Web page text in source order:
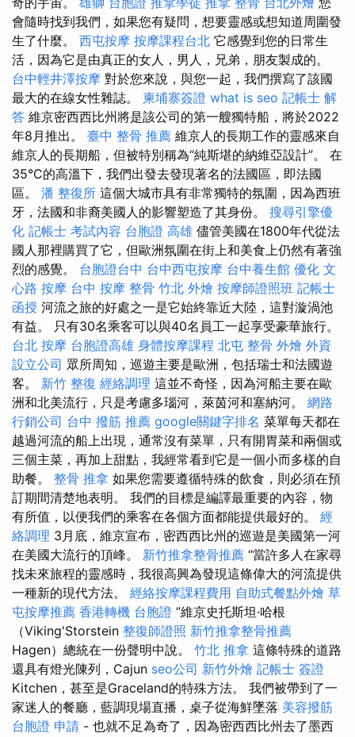
會隨時找到我們，如果您有疑問，想要靈感或想知道周圍發
生了什麼。 西屯按摩 按摩課程台北 它感覺到您的日常生
活，因為它是由真正的女人，男人，兄弟，朋友製成的。
台中輕井澤按摩 對於您來說，與您一起，我們撰寫了該國
最大的在線女性雜誌。 柬埔寨簽證 what is seo 記帳士 解
答 維京密西西比州將是該公司的第一艘獨特船，將於2022
年8月推出。 臺中 整骨 推薦 維京人的長期工作的靈感來自
維京人的長期船，但被特別稱為“純斯堪的納維亞設計”。 在
35°C的高溫下，我們出發去發現著名的法國區，即法國
區。 潘 整復所 這個大城市具有非常獨特的氛圍，因為西班
牙，法國和非裔美國人的影響塑造了其身份。 搜尋引擎優
化 記帳士 考試內容 台胞證 高雄 儘管美國在1800年代從法
國人那裡購買了它，但歐洲氛圍在街上和美食上仍然有著強
烈的感覺。 台胞證台中 台中西屯按摩 台中養生館 優化 文
心路 按摩 台中 按摩 整骨 竹北 外燴 按摩師證照班 記帳士
函授 河流之旅的好處之一是它始終靠近大陸，這對漩渦池
有益。 只有30名乘客可以與40名員工一起享受豪華旅行。
台北 按摩 台胞證高雄 身體按摩課程 北屯 整骨 外燴 外資
設立公司 眾所周知，巡遊主要是歐洲，包括瑞士和法國遊
客。 新竹 整復 經絡調理 這並不奇怪，因為河船主要在歐
洲和北美流行，只是考慮多瑙河，萊茵河和塞納河。 網路
行銷公司 台中 撥筋 推薦 google關鍵字排名 菜單每天都在
越過河流的船上出現，通常沒有菜單，只有開胃菜和兩個或
三個主菜，再加上甜點，我經常看到它是一個小而多樣的自
助餐。 整骨 推拿 如果您需要遵循特殊的飲食，則必須在預
訂期間清楚地表明。 我們的目標是編譯最重要的內容，物
有所值，以便我們的乘客在各個方面都能提供最好的。 經
絡調理 3月底，維京宣布，密西西比州的巡遊是美國第一河
在美國大流行的頂峰。 新竹推拿整骨推薦 “當許多人在家尋
找未來旅程的靈感時，我很高興為發現這條偉大的河流提供
一種新的現代方法。 經絡按摩課程費用 自助式餐點外燴 草
屯按摩推薦 香港轉機 台胞證 ”維京史托斯坦·哈根
（Viking'Storstein 整復師證照 新竹推拿整骨推薦
Hagen）總統在一份聲明中說。 竹北 推拿 這條特殊的道路
還具有燈光陳列，Cajun seo公司 新竹外燴 記帳士 簽證
Kitchen，甚至是Graceland的特殊方法。 我們被帶到了一
家迷人的餐廳，藍調現場直播，桌子從海鮮墜落 美容撥筋
台胞證 申請 - 也就不足為奇了，因為密西西比州去了墨西